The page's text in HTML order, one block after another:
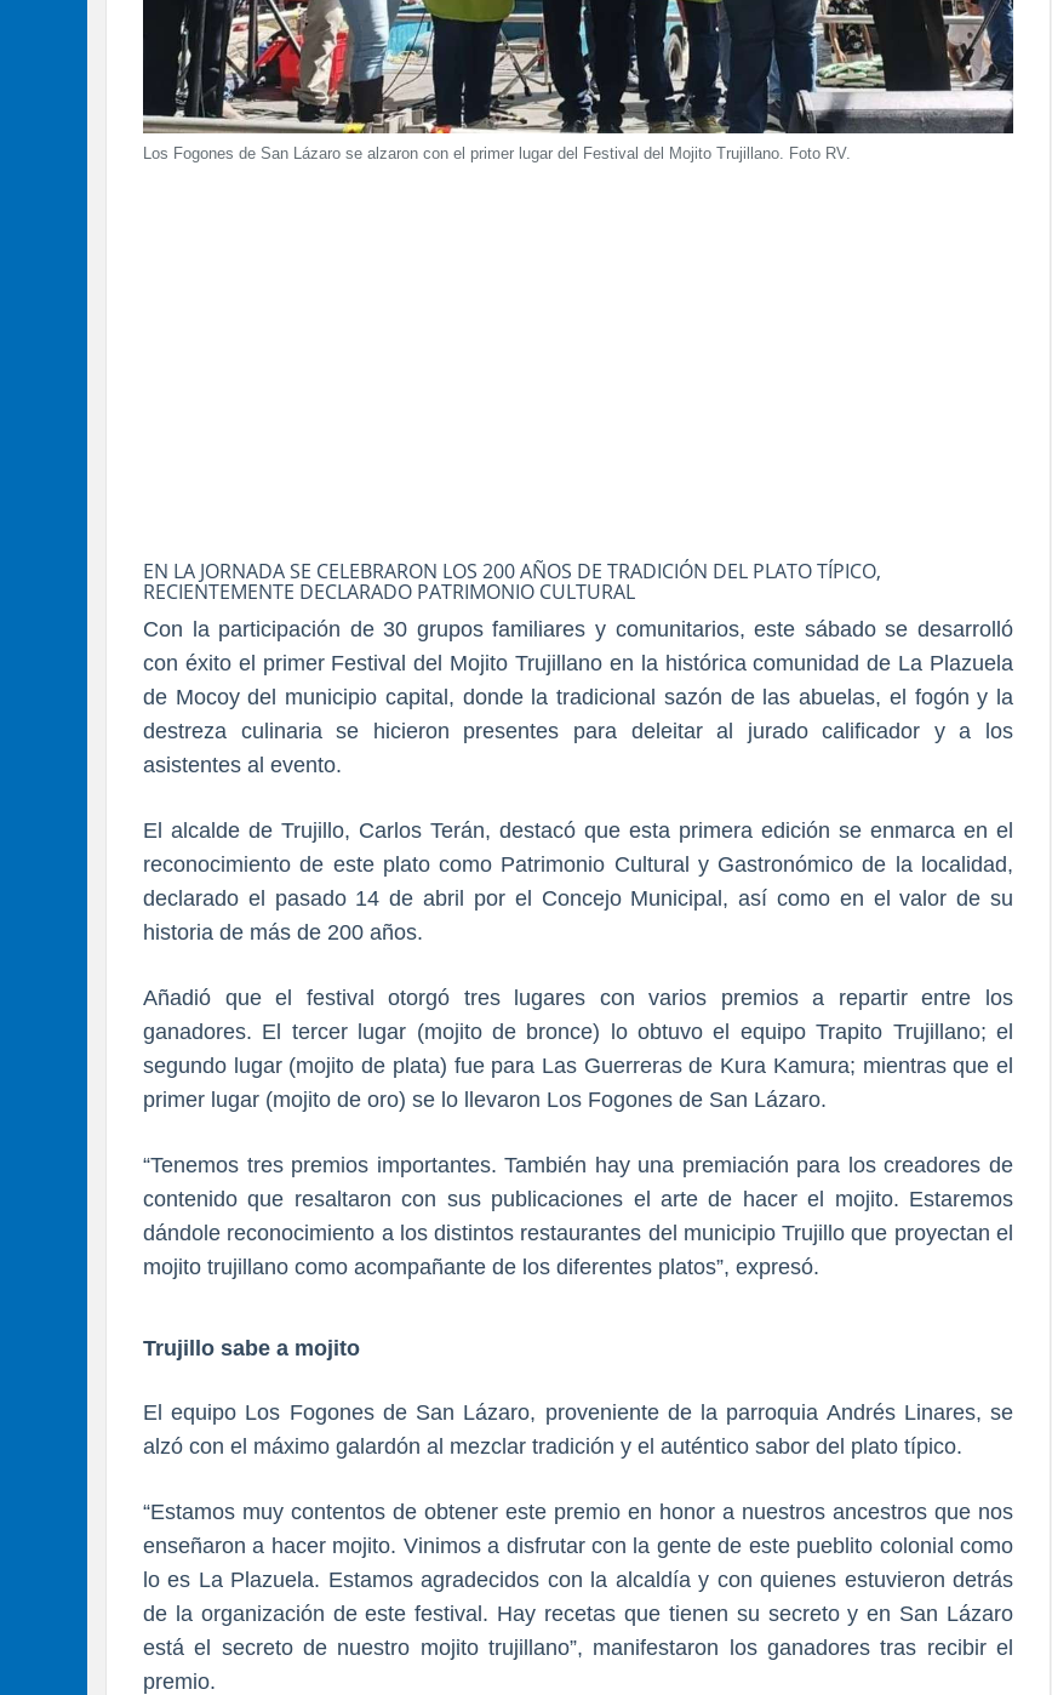
Los Fogones de San Lázaro se alzaron con el primer lugar del Festival del Mojito Trujillano. Foto RV.
EN LA JORNADA SE CELEBRARON LOS 200 AÑOS DE TRADICIÓN DEL PLATO TÍPICO,
RECIENTEMENTE DECLARADO PATRIMONIO CULTURAL
Con la participación de 30 grupos familiares y comunitarios, este sábado se desarrolló
con éxito el primer Festival del Mojito Trujillano en la histórica comunidad de La Plazuela
de Mocoy del municipio capital, donde la tradicional sazón de las abuelas, el fogón y la
destreza culinaria se hicieron presentes para deleitar al jurado calificador y a los
asistentes al evento.
El alcalde de Trujillo, Carlos Terán, destacó que esta primera edición se enmarca en el
reconocimiento de este plato como Patrimonio Cultural y Gastronómico de la localidad,
declarado el pasado 14 de abril por el Concejo Municipal, así como en el valor de su
historia de más de 200 años.
Añadió que el festival otorgó tres lugares con varios premios a repartir entre los
ganadores. El tercer lugar (mojito de bronce) lo obtuvo el equipo Trapito Trujillano; el
segundo lugar (mojito de plata) fue para Las Guerreras de Kura Kamura; mientras que el
primer lugar (mojito de oro) se lo llevaron Los Fogones de San Lázaro.
“Tenemos tres premios importantes. También hay una premiación para los creadores de
contenido que resaltaron con sus publicaciones el arte de hacer el mojito. Estaremos
dándole reconocimiento a los distintos restaurantes del municipio Trujillo que proyectan el
mojito trujillano como acompañante de los diferentes platos”, expresó.
Trujillo sabe a mojito
El equipo Los Fogones de San Lázaro, proveniente de la parroquia Andrés Linares, se
alzó con el máximo galardón al mezclar tradición y el auténtico sabor del plato típico.
“Estamos muy contentos de obtener este premio en honor a nuestros ancestros que nos
enseñaron a hacer mojito. Vinimos a disfrutar con la gente de este pueblito colonial como
lo es La Plazuela. Estamos agradecidos con la alcaldía y con quienes estuvieron detrás
de la organización de este festival. Hay recetas que tienen su secreto y en San Lázaro
está el secreto de nuestro mojito trujillano”, manifestaron los ganadores tras recibir el
premio.